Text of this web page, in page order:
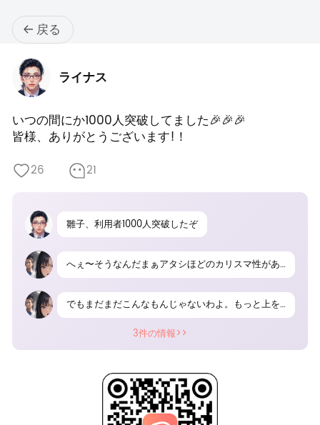
戻る
ライナス
いつの間にか1000人突破してました🎉🎉🎉
皆様、ありがとうございます!！
26 21
雛子、利用者1000人突破したぞ
へぇ〜そうなんだまぁアタシほどのカリスマ性があれば当然よね。
でもまだまだこんなもんじゃないわよ。もっと上を目指すんだから！
3件の情報>>